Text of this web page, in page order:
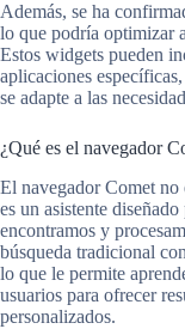
Además, se ha
lo que podría optimizar
Estos widgets pueden
aplicaciones
se adapte a las
¿Qué es el navegador
El navegador Comet no
es un asistente
encontramos y
búsqueda tradicional
lo que le permite
usuarios para ofrecer
personalizados.